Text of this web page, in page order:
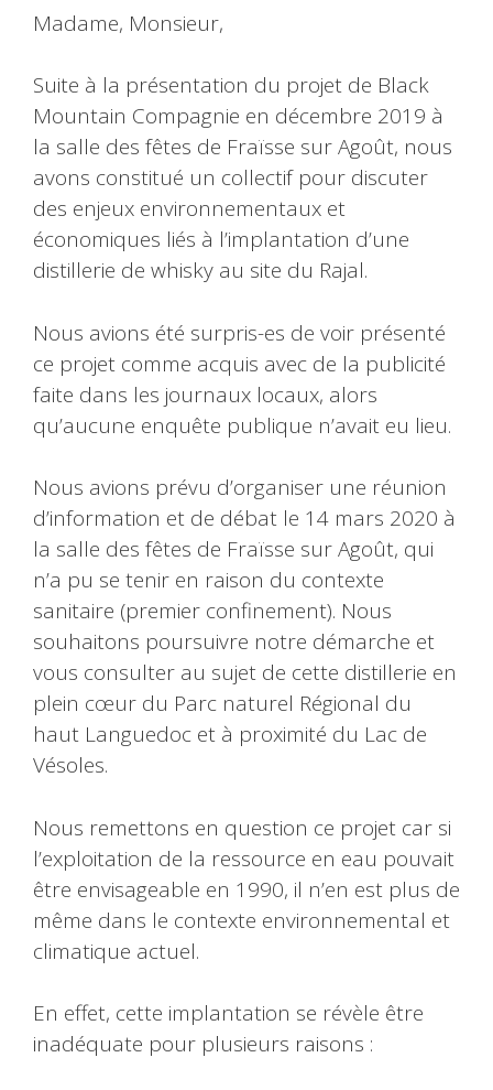
Madame, Monsieur,
Suite à la présentation du projet de Black
Mountain Compagnie en décembre 2019 à
la salle des fêtes de Fraïsse sur Agoût, nous
avons constitué un collectif pour discuter
des enjeux environnementaux et
économiques liés à l’implantation d’une
distillerie de whisky au site du Rajal.
Nous avions été surpris-es de voir présenté
ce projet comme acquis avec de la publicité
faite dans les journaux locaux, alors
qu’aucune enquête publique n’avait eu lieu.
Nous avions prévu d’organiser une réunion
d’information et de débat le 14 mars 2020 à
la salle des fêtes de Fraïsse sur Agoût, qui
n’a pu se tenir en raison du contexte
sanitaire (premier confinement). Nous
souhaitons poursuivre notre démarche et
vous consulter au sujet de cette distillerie en
plein cœur du Parc naturel Régional du
haut Languedoc et à proximité du Lac de
Vésoles.
Nous remettons en question ce projet car si
l’exploitation de la ressource en eau pouvait
être envisageable en 1990, il n’en est plus de
même dans le contexte environnemental et
climatique actuel.
En effet, cette implantation se révèle être
inadéquate pour plusieurs raisons :